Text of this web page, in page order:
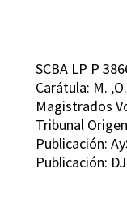
SCBA LP P
Carátula: M.
Magistrados
Tribunal
Publicación:
Publicación: